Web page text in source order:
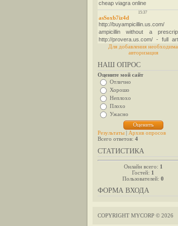
Для добавления необходима
авторизация
НАШ ОПРОС
Оцените мой сайт
Отлично
Хорошо
Неплохо
Плохо
Ужасно
Результаты | Архив опросов
Всего ответов: 4
СТАТИСТИКА
Онлайн всего: 1
Гостей: 1
Пользователей: 0
ФОРМА ВХОДА
COPYRIGHT MYCORP © 2026